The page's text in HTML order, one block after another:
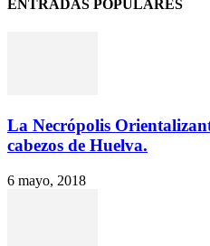
ENTRADAS POPULARES
La Necrópolis
cabezos de Huelva.
6 mayo, 2018